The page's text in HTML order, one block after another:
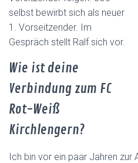
selbst bewirbt sich als neuer
1. Vorseitzender. Im
Gespräch stellt Ralf sich vor.
Wie ist deine
Verbindung zum FC
Rot-Weiß
Kirchlengern?
Ich bin vor ein paar Jahren zur